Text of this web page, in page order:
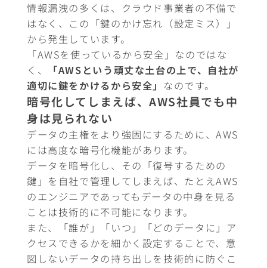
情報漏洩の多くは、クラウド事業者の不備で
はなく、この「鍵のかけ忘れ（設定ミス）」
から発生しています。
「AWSを使っているから安全」なのではな
く、
「AWSという頑丈な土台の上で、自社が
適切に鍵をかけるから安全」 なのです。
暗号化してしまえば、AWS社員でも中
身は見られない
データの主権をより強固にするために、AWS
には高度な暗号化機能があります。
データを暗号化し、その「復号するための
鍵」を自社で管理してしまえば、たとえAWS
のエンジニアであってもデータの中身を見る
ことは技術的に不可能になります。
また、「誰が」「いつ」「どのデータに」ア
クセスできるかを細かく設定することで、意
図しないデータの持ち出しを技術的に防ぐこ